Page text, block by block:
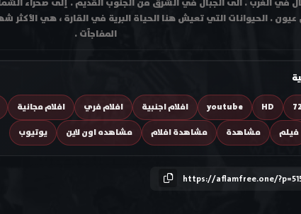
. الحيوانات التي تعيش هنا الحياة البرية في القارة ، هي الأكثر
المفاجآت .
HD
youtube افلام اجنبية افلام فري افلام مجانية
فيلم مشاهدة مشاهدة افلام مشاهده اون لاين يوتيوب
https://aflamfree.one/